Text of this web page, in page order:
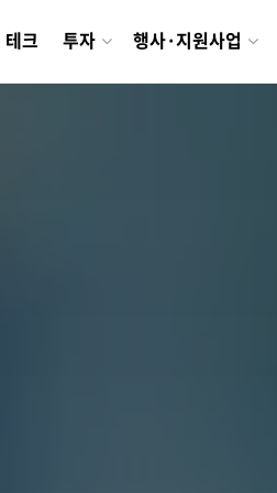
테크 투자 행사·지원사업